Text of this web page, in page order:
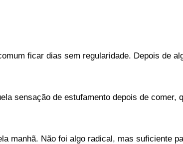
ficar dias sem regularidade. Depois de
sensação de estufamento depois de
manhã. Não foi algo radical, mas suficiente